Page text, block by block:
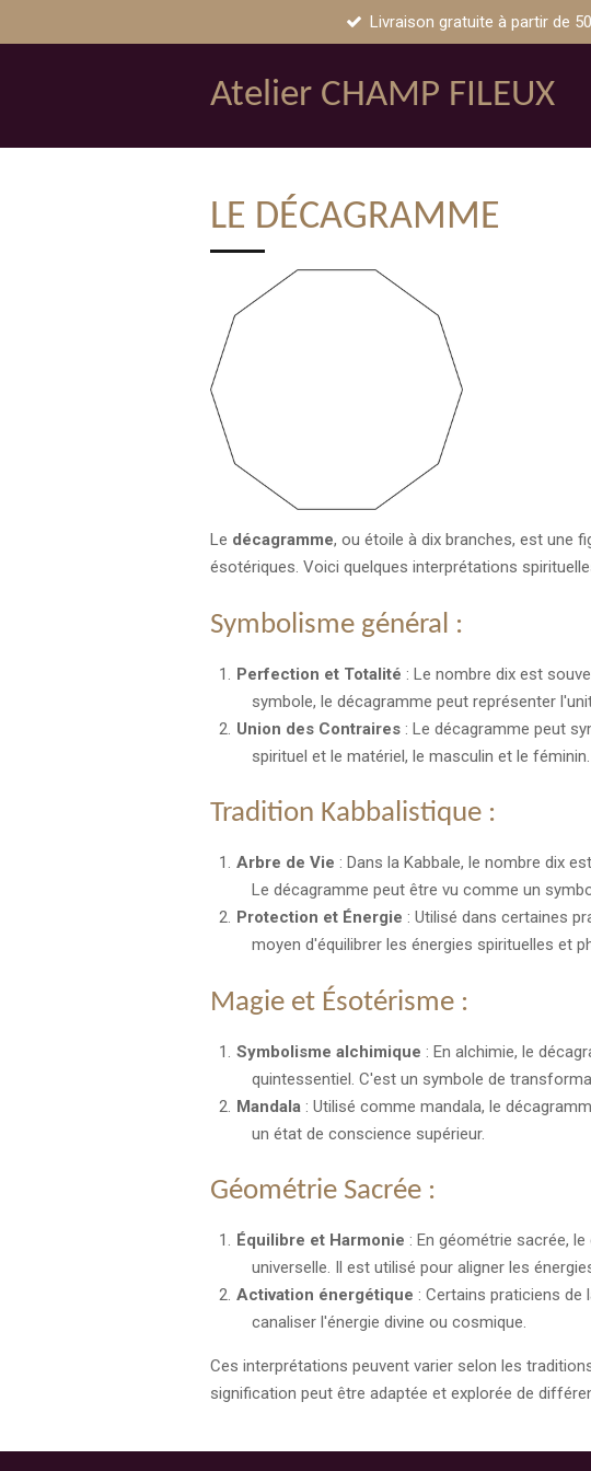
Livraison gratuite à partir de
Atelier CHAMP FILEUX
LE DÉCAGRAMME
Le décagramme, ou étoile à dix branches, est une
ésotériques. Voici quelques interprétations
Symbolisme général :
Perfection et Totalité : Le nombre dix est
symbole, le décagramme peut représenter
Union des Contraires : Le décagramme peut
spirituel et le matériel, le masculin et le féminin.
Tradition Kabbalistique :
Arbre de Vie : Dans la Kabbale, le nombre dix
Le décagramme peut être vu comme un
Protection et Énergie : Utilisé dans certaines
moyen d'équilibrer les énergies spirituelles et
Magie et Ésotérisme :
Symbolisme alchimique : En alchimie, le
quintessentiel. C'est un symbole de
Mandala : Utilisé comme mandala, le
un état de conscience supérieur.
Géométrie Sacrée :
Équilibre et Harmonie : En géométrie sacrée,
universelle. Il est utilisé pour aligner les
Activation énergétique : Certains praticiens
canaliser l'énergie divine ou cosmique.
Ces interprétations peuvent varier selon les
signification peut être adaptée et explorée de